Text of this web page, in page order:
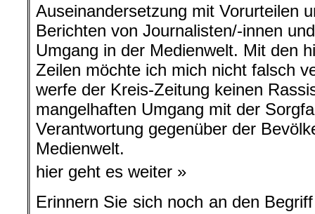
Auseinandersetzung mit Vorurteilen
Berichten von Journalisten/-innen
Umgang in der Medienwelt. Mit den
Zeilen möchte ich mich nicht falsch
werfe der Kreis-Zeitung keinen
mangelhaften Umgang mit der
Verantwortung gegenüber der
Medienwelt.
hier geht es weiter »
Erinnern Sie sich noch an den